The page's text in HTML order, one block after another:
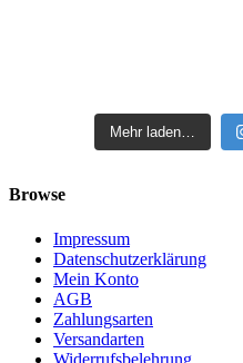
Mehr laden…
Browse
Impressum
Datenschutzerklärung
Mein Konto
AGB
Zahlungsarten
Versandarten
Widerrufsbelehrung